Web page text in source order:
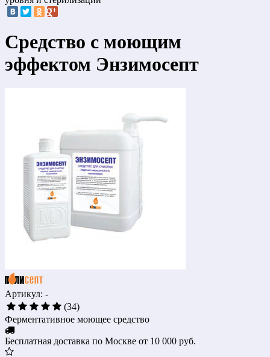
Средство с моющим
эффектом Энзимосепт
Артикул: -
(34)
Ферментативное моющее средство
Бесплатная доставка по Москве от 10 000 руб.